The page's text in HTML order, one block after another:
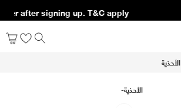
up. T&C apply*
الأحذية
الأحذية-